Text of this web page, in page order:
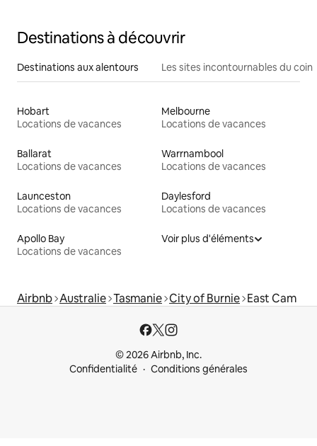
Destinations à découvrir
Destinations aux alentours Les sites incontournables du coin
Hobart
Locations de vacances
Melbourne
Locations de vacances
Ballarat
Locations de vacances
Warrnambool
Locations de vacances
Launceston
Locations de vacances
Daylesford
Locations de vacances
Apollo Bay
Locations de vacances
Voir plus d'éléments
Airbnb Australie Tasmanie City of Burnie East Cam
© 2026 Airbnb, Inc.
Confidentialité
Conditions générales